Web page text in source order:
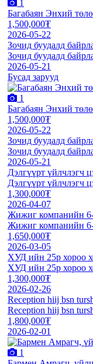
1
Багабаян Энхий
1,500,000₮
2026-05-22
Зочид буудалд
Зочид буудалд
2026-05-21
Бусад зарууд
1
Багабаян Энхий
1,500,000₮
2026-05-22
Зочид буудалд
Зочид буудалд
2026-05-21
Дэлгүүрт үйлчлэгч
Дэлгүүрт үйлчлэгч
1,300,000₮
2026-04-07
Жижиг компанийн 6-
Жижиг компанийн 6-
1,650,000₮
2026-03-05
ХУД ийн 25р хороо
ХУД ийн 25р хороо
1,300,000₮
2026-02-26
Reception hiij bsn
Reception hiij bsn
1,800,000₮
2026-02-01
1